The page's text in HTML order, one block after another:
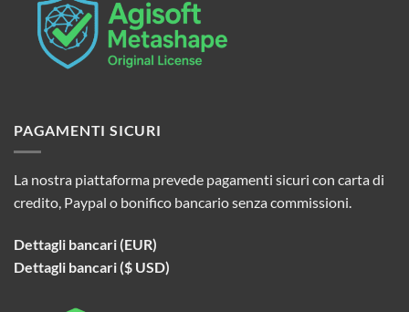
PAGAMENTI SICURI
La nostra piattaforma prevede pagamenti sicuri con carta di
credito, Paypal o bonifico bancario senza commissioni.
Dettagli bancari (EUR)
Dettagli bancari ($ USD)